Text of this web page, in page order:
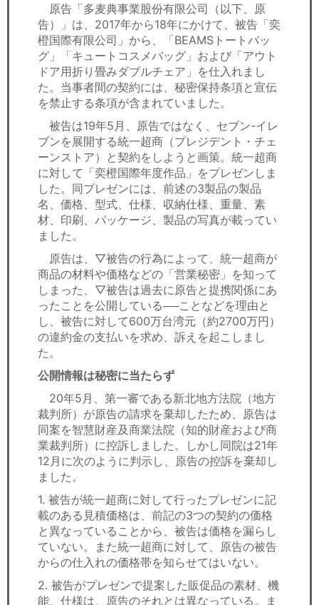
飲食店情報
原告「多麦典事業股份有限公司（以下、原
告）」は、2017年から18年にかけて、被告「奕
橙国際有限公司」から、「BEAMSトートバッ
グ」「キュートコスメバッグ」および「アウト
ドア用折り畳みダブルチェア」を仕入れまし
た。当事者間の契約には、秘密保持条項と宣伝
を禁止する条項が含まれていました。
被告は19年5月、原告ではなく、セブン-イレ
ブンを展開する統一超商（プレジデント・チェ
ーンストア）と契約をしようと画策。統一超商
に対して「奕橙国際年度作品」をプレゼンしま
した。同プレゼンには、前述の3製品の製品
名、価格、型式、仕様、収納仕様、重量、素
材、印刷、パッケージ、製品の写真が載ってい
ました。
原告は、▽被告の行為によって、統一超商が
商品の材料や価格などの「営業秘密」を知って
しまった、▽被告は過去に原告と提携関係にあ
ったことを公開している──ことなどを理由と
し、被告に対して600万台湾元（約2700万円）
の違約金の支払いを求め、訴えを起こしまし
た。
公開情報は秘密に当たらず
20年5月、第一審である新北地方法院（地方
裁判所）が原告の請求を棄却したため、原告は
同案を智慧財産及商業法院（知的財産および商
業裁判所）に控訴しました。しかし同院は21年
12月に次のように判示し、原告の控訴を棄却し
ました。
1. 被告が統一超商に対して行ったプレゼンに記
載のある見積価格は、前記の3つの契約の価格
と異なっていることから、被告は価格を漏らし
ていない。また統一超商に対して、原告の被告
からの仕入れの価格帯を知らせてはいない。
2. 被告がプレゼンで提案した販促品の素材、機
能、仕様は、原告のそれとは異なっている。ま